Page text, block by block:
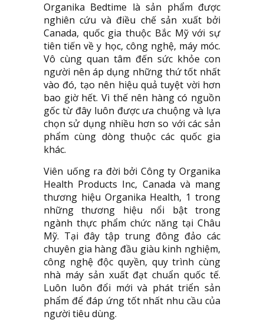
Organika Bedtime là sản phẩm được
nghiên cứu và điều chế sản xuất bởi
Canada, quốc gia thuộc Bắc Mỹ với sự
tiên tiến về y học, công nghệ, máy móc.
Vô cùng quan tâm đến sức khỏe con
người nên áp dụng những thứ tốt nhất
vào đó, tạo nên hiệu quả tuyệt vời hơn
bao giờ hết. Vì thế nên hàng có nguồn
gốc từ đây luôn được ưa chuộng và lựa
chọn sử dụng nhiều hơn so với các sản
phẩm cùng dòng thuộc các quốc gia
khác.
Viên uống ra đời bởi Công ty Organika
Health Products Inc, Canada và mang
thương hiệu Organika Health, 1 trong
những thương hiệu nổi bật trong
ngành thực phẩm chức năng tại Châu
Mỹ. Tại đây tập trung đông đảo các
chuyên gia hàng đầu giàu kinh nghiệm,
công nghệ độc quyền, quy trình cùng
nhà máy sản xuất đạt chuẩn quốc tế.
Luôn luôn đổi mới và phát triển sản
phẩm để đáp ứng tốt nhất nhu cầu của
người tiêu dùng.